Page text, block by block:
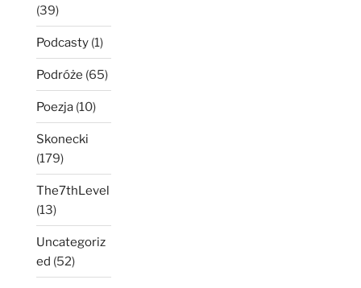
(39)
Podcasty (1)
Podróże (65)
Poezja (10)
Skonecki
(179)
The7thLevel
(13)
Uncategoriz
ed (52)